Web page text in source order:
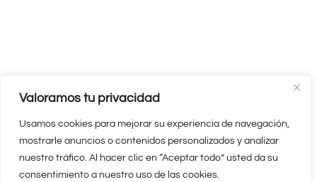
Valoramos tu privacidad
Usamos cookies para mejorar su experiencia de navegación,
mostrarle anuncios o contenidos personalizados y analizar
nuestro tráfico. Al hacer clic en “Aceptar todo” usted da su
consentimiento a nuestro uso de las cookies.